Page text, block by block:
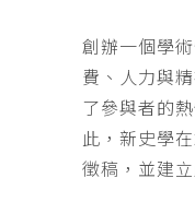
創辦一個學
費、人力與
了參與者的
此，新史學
徵稿，並建